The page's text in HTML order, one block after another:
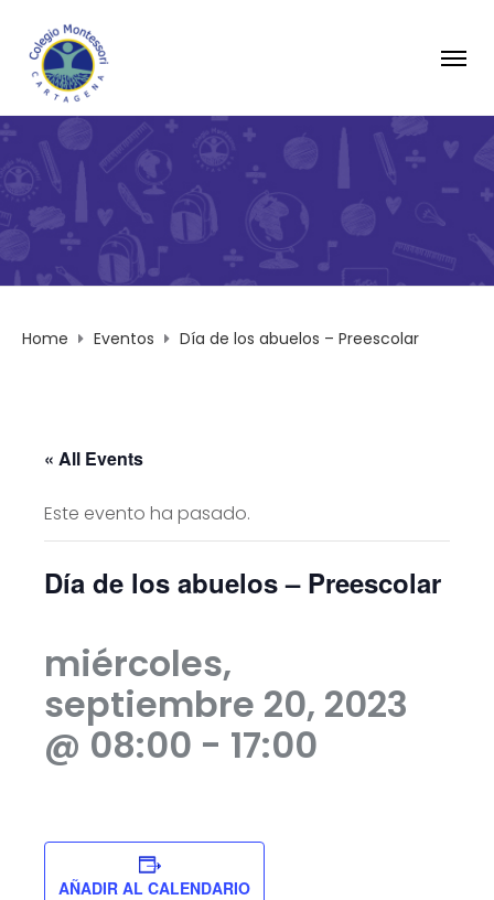
Home Eventos Día de los abuelos – Preescolar
« All Events
Este evento ha pasado.
Día de los abuelos – Preescolar
miércoles,
septiembre 20, 2023
@ 08:00 - 17:00
AÑADIR AL CALENDARIO